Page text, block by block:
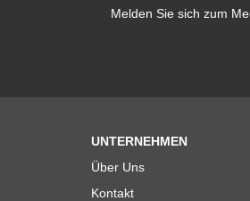
Melden Sie sich zum
UNTERNEHMEN
Über Uns
Kontakt